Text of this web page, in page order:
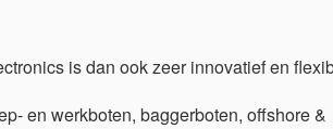
is dan ook zeer innovatief en
en werkboten, baggerboten, offshore &